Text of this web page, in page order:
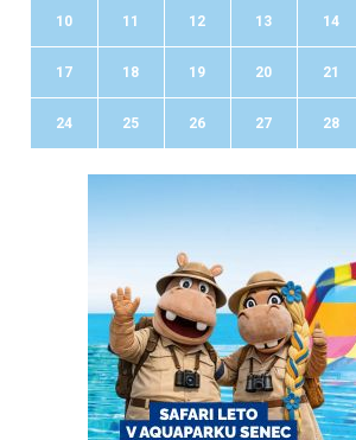
10 11 12 13 14
17 18 19 20 21
24 25 26 27 28